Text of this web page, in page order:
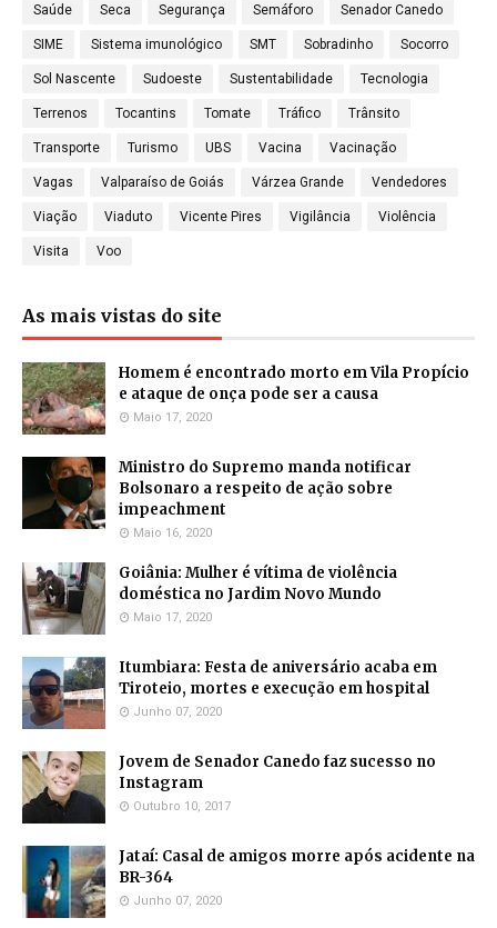
Saúde Seca Segurança Semáforo Senador Canedo
SIME Sistema imunológico SMT Sobradinho Socorro
Sol Nascente Sudoeste Sustentabilidade Tecnologia
Terrenos Tocantins Tomate Tráfico Trânsito
Transporte Turismo UBS Vacina Vacinação
Vagas Valparaíso de Goiás Várzea Grande Vendedores
Viação Viaduto Vicente Pires Vigilância Violência
Visita Voo
As mais vistas do site
Homem é encontrado morto em Vila Propício
e ataque de onça pode ser a causa
Maio 17, 2020
Ministro do Supremo manda notificar
Bolsonaro a respeito de ação sobre
impeachment
Maio 16, 2020
Goiânia: Mulher é vítima de violência
doméstica no Jardim Novo Mundo
Maio 17, 2020
Itumbiara: Festa de aniversário acaba em
Tiroteio, mortes e execução em hospital
Junho 07, 2020
Jovem de Senador Canedo faz sucesso no
Instagram
Outubro 10, 2017
Jataí: Casal de amigos morre após acidente na
BR-364
Junho 07, 2020